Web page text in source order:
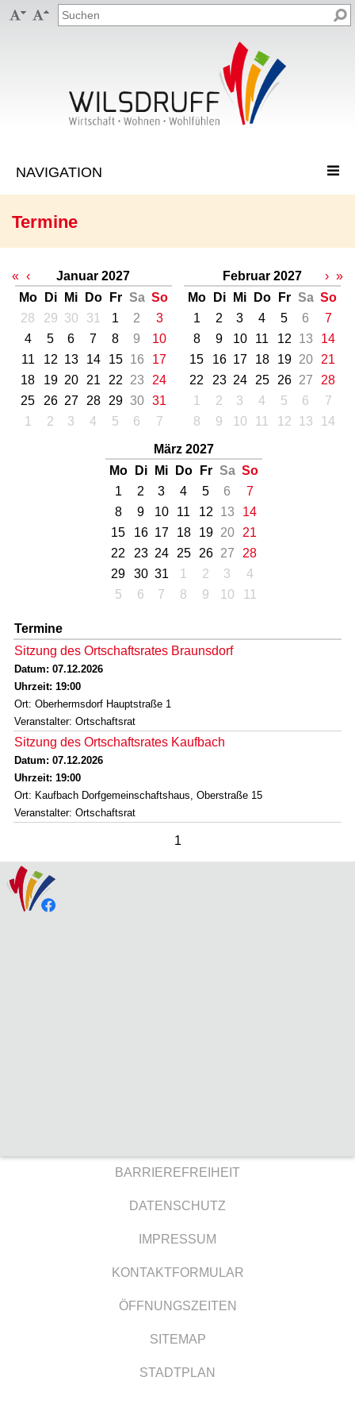
 
Termine
« ‹
Januar 2027
Mo
Di Mi Do Fr Sa So
28
29 30 31 1 2
3
4
5 6 7 8 9
10
11
12 13 14 15 16
17
18
19 20 21 22 23
24
25
26 27 28 29 30
31
1
2 3 4 5 6 7
Februar 2027
Mo
Di Mi Do Fr Sa So
1
2 3 4 5 6
7
8
9 10 11 12 13
14
15
16 17 18 19 20
21
22
23 24 25 26 27
28
1
2 3 4 5 6
7
8
9 10 11 12 13 14
März 2027
Mo
Di Mi Do Fr Sa So
1
2 3 4 5 6
7
8
9 10 11 12 13
14
15
16 17 18 19 20
21
22
23 24 25 26 27
28
29
30 31 1 2 3
4
5
6 7 8 9 10 11
› »
Termine
Sitzung des Ortschaftsrates Braunsdorf
Datum: 07.12.2026
Uhrzeit: 19:00
Ort: Oberhermsdorf Hauptstraße 1
Veranstalter: Ortschaftsrat
Sitzung des Ortschaftsrates Kaufbach
Datum: 07.12.2026
Uhrzeit: 19:00
Ort: Kaufbach Dorfgemeinschaftshaus, Oberstraße 15
Veranstalter: Ortschaftsrat
1
BARRIEREFREIHEIT
DATENSCHUTZ
IMPRESSUM
KONTAKTFORMULAR
ÖFFNUNGSZEITEN
SITEMAP
STADTPLAN